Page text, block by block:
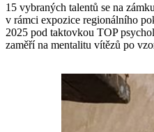
15 vybraných talentů se na
v rámci expozice regionálního
2025 pod taktovkou TOP
zaměří na mentalitu vítězů po